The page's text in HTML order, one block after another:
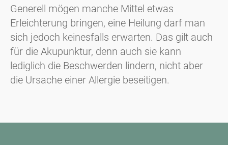
Generell mögen manche Mittel etwas
Erleichterung bringen, eine Heilung darf man
sich jedoch keinesfalls erwarten. Das gilt auch
für die Akupunktur, denn auch sie kann
lediglich die Beschwerden lindern, nicht aber
die Ursache einer Allergie beseitigen.